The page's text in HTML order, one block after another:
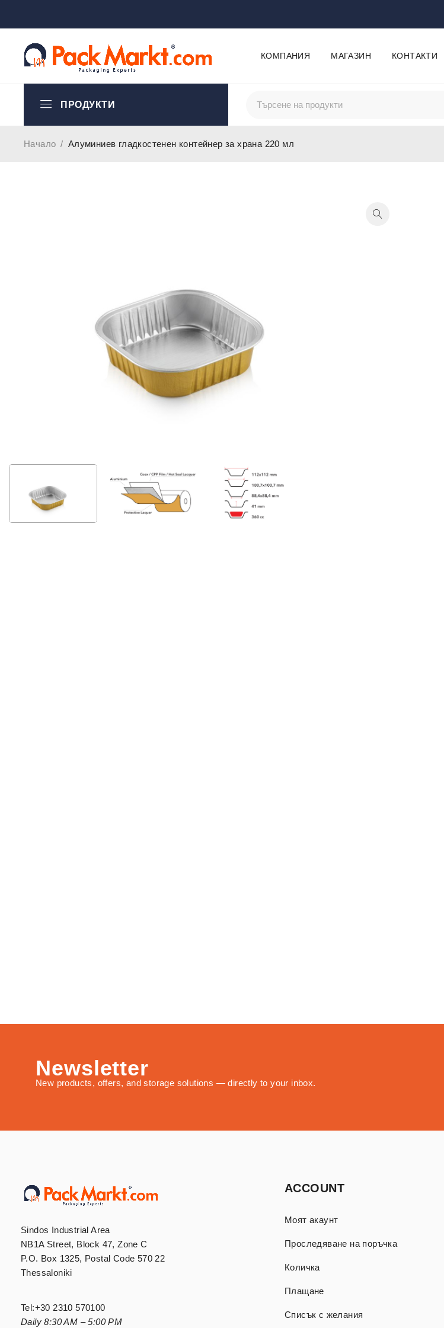
КОМПАНИЯ МАГАЗИН КОНТАКТИ
ПРОДУКТИ
Начало / Алуминиев гладкостенен контейнер за храна 220 мл
Newsletter
New products, offers, and storage solutions — directly to your inbox.
Sindos Industrial Area
NB1A Street, Block 47, Zone C
P.O. Box 1325, Postal Code 570 22
Thessaloniki
Tel:+30 2310 570100
Daily 8:30 AM – 5:00 PM
ACCOUNT
Моят акаунт
Проследяване на поръчка
Количка
Плащане
Списък с желания